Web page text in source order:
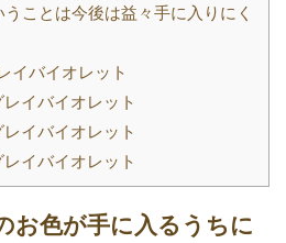
ことは今後は益々手に入りにく
イバイオレット
イバイオレット
イバイオレット
イバイオレット
お色が手に入るうちに